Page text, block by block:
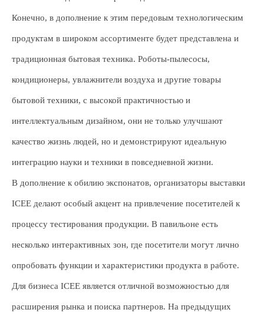
Конечно, в дополнение к этим передовым технологическим
продуктам в широком ассортименте будет представлена и
традиционная бытовая техника. Роботы-пылесосы,
кондиционеры, увлажнители воздуха и другие товары
бытовой техники, с высокой практичностью и
интеллектуальным дизайном, они не только улучшают
качество жизнь людей, но и демонстрируют идеальную
интеграцию науки и техники в повседневной жизни.
В дополнение к обилию экспонатов, организаторы выставки
ICEE делают особый акцент на привлечение посетителей к
процессу тестирования продукции. В павильоне есть
несколько интерактивных зон, где посетители могут лично
опробовать функции и характеристики продукта в работе.
Для бизнеса ICEE является отличной возможностью для
расширения рынка и поиска партнеров. На предыдущих